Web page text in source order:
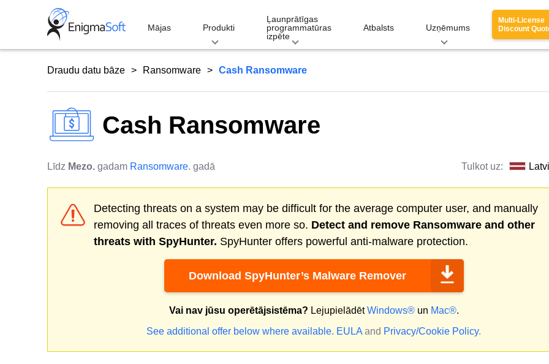
Mājas Produkti
Ļaunprātīgas
programmatūras
izpēte
Atbalsts Uzņēmums
Multi-License
Discount
Draudu datu bāze Ransomware Cash Ransomware
Cash Ransomware
Līdz Mezo. gadam Ransomware. gadā Tulkot uz:
Detecting threats on a system may be difficult for the average computer user, and manually
removing all traces of threats even more so. Detect and remove Ransomware and other
threats with SpyHunter. SpyHunter offers powerful anti-malware protection.
Download SpyHunter’s Malware Remover
Vai nav jūsu operētājsistēma? LejupielādētWindows®un Mac®.
See additional offer below where available. EULA and Privacy/Cookie Policy.